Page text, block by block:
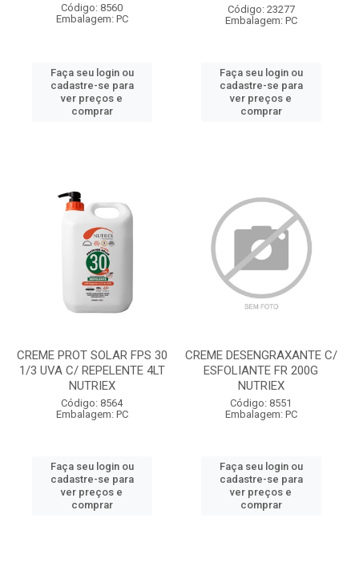
Código: 8560
Embalagem: PC
Faça seu login ou
cadastre-se para
ver preços e
comprar
Código: 23277
Embalagem: PC
Faça seu login ou
cadastre-se para
ver preços e
comprar
CREME PROT SOLAR FPS 30
1/3 UVA C/ REPELENTE 4LT
NUTRIEX
Código: 8564
Embalagem: PC
Faça seu login ou
cadastre-se para
ver preços e
comprar
CREME DESENGRAXANTE C/
ESFOLIANTE FR 200G
NUTRIEX
Código: 8551
Embalagem: PC
Faça seu login ou
cadastre-se para
ver preços e
comprar